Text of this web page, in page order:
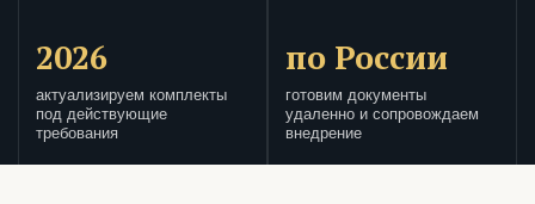
2026
актуализируем комплекты
под действующие
требования
по России
готовим документы
удаленно и сопровождаем
внедрение